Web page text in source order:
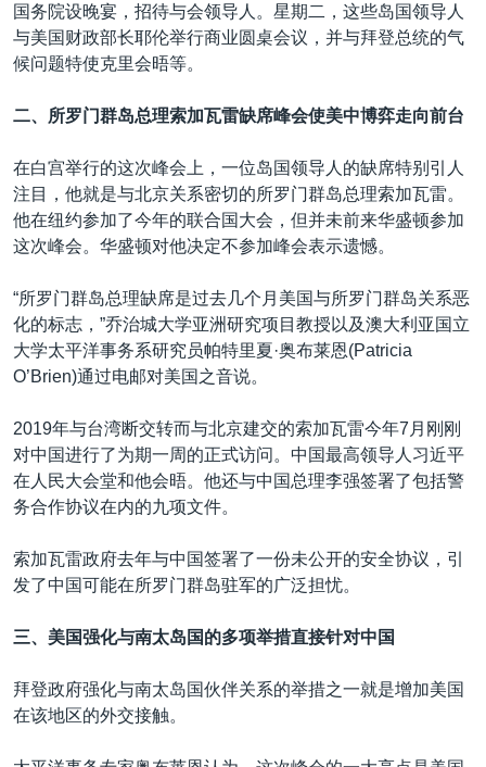
国务院设晚宴，招待与会领导人。星期二，这些岛国领导人
与美国财政部长耶伦举行商业圆桌会议，并与拜登总统的气
候问题特使克里会晤等。
二、所罗门群岛总理索加瓦雷缺席峰会使美中博弈走向前台
在白宫举行的这次峰会上，一位岛国领导人的缺席特别引人
注目，他就是与北京关系密切的所罗门群岛总理索加瓦雷。
他在纽约参加了今年的联合国大会，但并未前来华盛顿参加
这次峰会。华盛顿对他决定不参加峰会表示遗憾。
“所罗门群岛总理缺席是过去几个月美国与所罗门群岛关系恶
化的标志，”乔治城大学亚洲研究项目教授以及澳大利亚国立
大学太平洋事务系研究员帕特里夏·奥布莱恩(Patricia
O’Brien)通过电邮对美国之音说。
2019年与台湾断交转而与北京建交的索加瓦雷今年7月刚刚
对中国进行了为期一周的正式访问。中国最高领导人习近平
在人民大会堂和他会晤。他还与中国总理李强签署了包括警
务合作协议在内的九项文件。
索加瓦雷政府去年与中国签署了一份未公开的安全协议，引
发了中国可能在所罗门群岛驻军的广泛担忧。
三、美国强化与南太岛国的多项举措直接针对中国
拜登政府强化与南太岛国伙伴关系的举措之一就是增加美国
在该地区的外交接触。